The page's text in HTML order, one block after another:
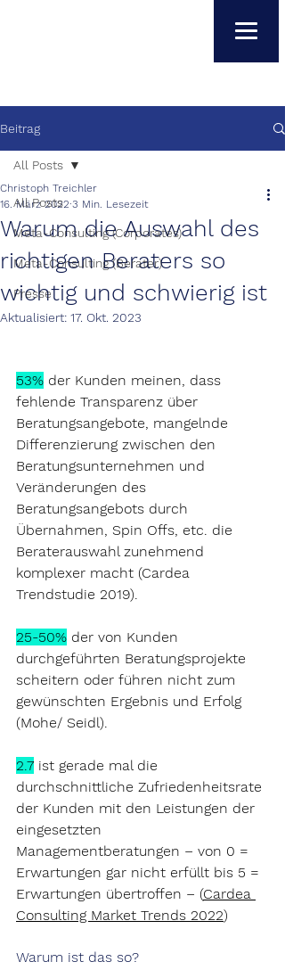
Beitrag
All Posts
Meta-Consulting (Corporates)
Meta-Consulting (Berater)
Presse
All Posts
Warum die Auswahl des
richtigen Beraters so
wichtig und schwierig ist
Christoph Treichler
16. März 2022 3 Min. Lesezeit
Aktualisiert: 17. Okt. 2023
53% der Kunden meinen, dass
fehlende Transparenz über
Beratungsangebote, mangelnde
Differenzierung zwischen den
Beratungsunternehmen und
Veränderungen des
Beratungsangebots durch
Übernahmen, Spin Offs, etc. die
Beraterauswahl zunehmend
komplexer macht (Cardea
Trendstudie 2019).
25-50% der von Kunden
durchgeführten Beratungsprojekte
scheitern oder führen nicht zum
gewünschten Ergebnis und Erfolg
(Mohe/ Seidl).
2.7 ist gerade mal die
durchschnittliche Zufriedenheitsrate
der Kunden mit den Leistungen der
eingesetzten
Managementberatungen – von 0 =
Erwartungen gar nicht erfüllt bis 5 =
Erwartungen übertroffen – (Cardea
Consulting Market Trends 2022)
Warum ist das so?